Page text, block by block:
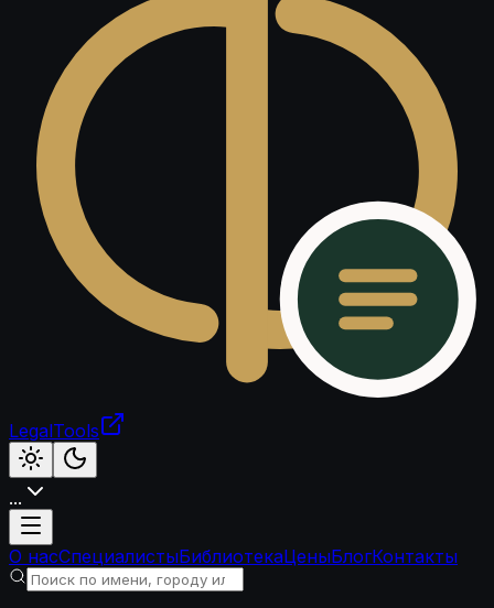
LegalTools
...
Загрузка аккаунта
О насСпециалистыБиблиотекаЦеныБлогКонтакты